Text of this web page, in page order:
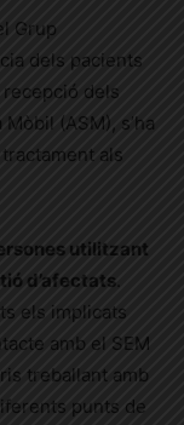
Grup
dels pacients
recepció dels
(ASM), s’ha
als
utilitzant
d’afectats.
els implicats
amb el SEM
treballant amb
punts de